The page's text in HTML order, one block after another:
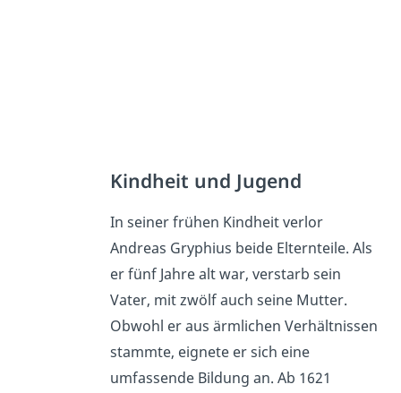
Kindheit und Jugend
In seiner frühen Kindheit verlor
Andreas Gryphius beide Elternteile. Als
er fünf Jahre alt war, verstarb sein
Vater, mit zwölf auch seine Mutter.
Obwohl er aus ärmlichen Verhältnissen
stammte, eignete er sich eine
umfassende Bildung an. Ab 1621